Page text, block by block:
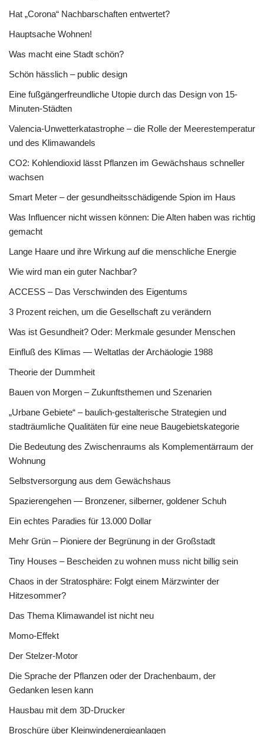
Hat „Corona“ Nachbarschaften entwertet?
Hauptsache Wohnen!
Was macht eine Stadt schön?
Schön hässlich – public design
Eine fußgängerfreundliche Utopie durch das Design von 15-
Minuten-Städten
Valencia-Unwetterkatastrophe – die Rolle der Meerestemperatur
und des Klimawandels
CO2: Kohlendioxid lässt Pflanzen im Gewächshaus schneller
wachsen
Smart Meter – der gesundheitsschädigende Spion im Haus
Was Influencer nicht wissen können: Die Alten haben was richtig
gemacht
Lange Haare und ihre Wirkung auf die menschliche Energie
Wie wird man ein guter Nachbar?
ACCESS – Das Verschwinden des Eigentums
3 Prozent reichen, um die Gesellschaft zu verändern
Was ist Gesundheit? Oder: Merkmale gesunder Menschen
Einfluß des Klimas — Weltatlas der Archäologie 1988
Theorie der Dummheit
Bauen von Morgen – Zukunftsthemen und Szenarien
„Urbane Gebiete“ – baulich-gestalterische Strategien und
stadträumliche Qualitäten für eine neue Baugebietskategorie
Die Bedeutung des Zwischenraums als Komplementärraum der
Wohnung
Selbstversorgung aus dem Gewächshaus
Spazierengehen — Bronzener, silberner, goldener Schuh
Ein echtes Paradies für 13.000 Dollar
Mehr Grün – Pioniere der Begrünung in der Großstadt
Tiny Houses – Bescheiden zu wohnen muss nicht billig sein
Chaos in der Stratosphäre: Folgt einem Märzwinter der
Hitzesommer?
Das Thema Klimawandel ist nicht neu
Momo-Effekt
Der Stelzer-Motor
Die Sprache der Pflanzen oder der Drachenbaum, der
Gedanken lesen kann
Hausbau mit dem 3D-Drucker
Broschüre über Kleinwindenergieanlagen